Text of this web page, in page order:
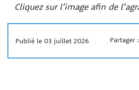
Cliquez sur l’image afin de
Publié le 03 juillet 2026 Partager :